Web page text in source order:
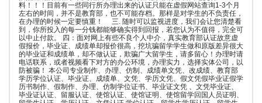
料！！！目前有一些同行所办理出来的认证只能在虚假网站查询1-3个月
左右的时间，并不是教育部，也不可能存档。那样是对学生的不负责任，
在办理的时候一定要慎重！ 三. 随时可以监视进度，我们会让您清楚看
到，你所投入的每一分钱都能够确实得到回报，若您认为不值得，完全可
以中止付款。 四：面对网上有些不良个人中介，真实教育部认证故意虚
假报价，毕业证、成绩单却报价很高，挖坑骗留学学生做和原版差异很大
的毕业证和成绩单，却不做认证，欺骗广大留学生，请多留心！办理时请
电话联系，或者视频看下对方的办公环境，办理实力，选择实体公司，以
防被骗！ 本公司专业制作、办理、仿制、成绩单文凭、改成绩、教育部
学历学位认证、毕业证、成绩单、文凭、学历文凭、假文凭假毕业证假学
历书制作、假制作、办理、仿制学位证书、毕业证文凭 、文凭毕业证、
毕业证认证、留服认证、使馆认证、使馆证明、使馆留学回国人员证明、